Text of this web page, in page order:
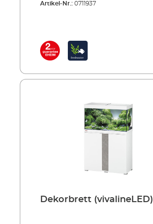
Artikel-Nr.: 0711937
Dekorbrett (vivalineLED)